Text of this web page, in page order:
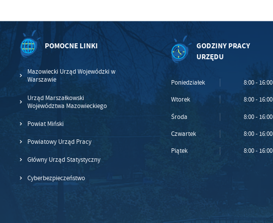
POMOCNE LINKI
Mazowiecki Urząd Wojewódzki w
Warszawie
Urząd Marszałkowski
Województwa Mazowieckiego
Powiat Miński
Powiatowy Urząd Pracy
Główny Urząd Statystyczny
Cyberbezpieczeństwo
GODZINY PRACY
URZĘDU
Poniedziałek 8:00 - 16:00
Wtorek 8:00 - 16:00
Środa 8:00 - 16:00
Czwartek 8:00 - 16:00
Piątek 8:00 - 16:00